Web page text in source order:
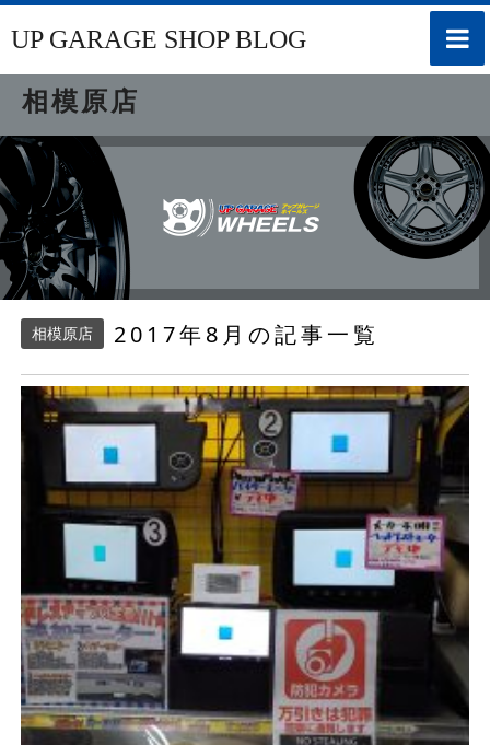
toggle
UP GARAGE SHOP BLOG
相模原店
相模原店 2017年8月の記事一覧